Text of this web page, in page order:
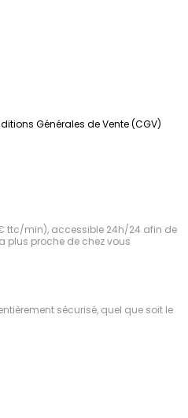
Générales de Vente (CGV)
ttc/min), accessible 24h/24 afin de
plus proche de chez vous
sécurisé, quel que soit le